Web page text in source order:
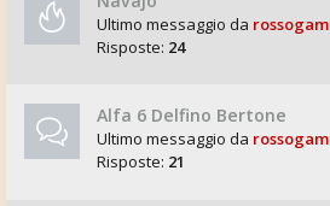
Ultimo messaggio da
Risposte: 24
Alfa 6 Delfino Bertone
Ultimo messaggio da
Risposte: 21